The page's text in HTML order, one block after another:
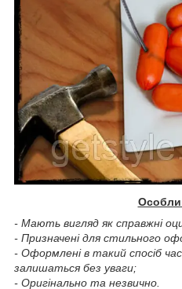
- Мають вигляд як справжні
- Призначені для стильного
- Оформлені в такий спосіб
залишаться без уваги;
- Оригінально та незвично.